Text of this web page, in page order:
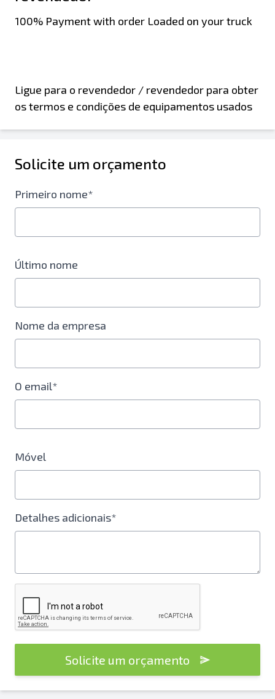
100% Payment with order Loaded on your truck
Ligue para o revendedor / revendedor para obter
os termos e condições de equipamentos usados
Solicite um orçamento
Primeiro nome*
Último nome
Nome da empresa
O email*
Móvel
Detalhes adicionais*
Solicite um orçamento